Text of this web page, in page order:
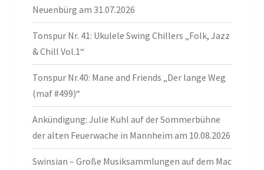
Neuenbürg am 31.07.2026
Tonspur Nr. 41: Ukulele Swing Chillers „Folk, Jazz
& Chill Vol.1“
Tonspur Nr.40: Mane and Friends „Der lange Weg
(maf #499)“
Ankündigung: Julie Kuhl auf der Sommerbühne
der alten Feuerwache in Mannheim am 10.08.2026
Swinsian – Große Musiksammlungen auf dem Mac